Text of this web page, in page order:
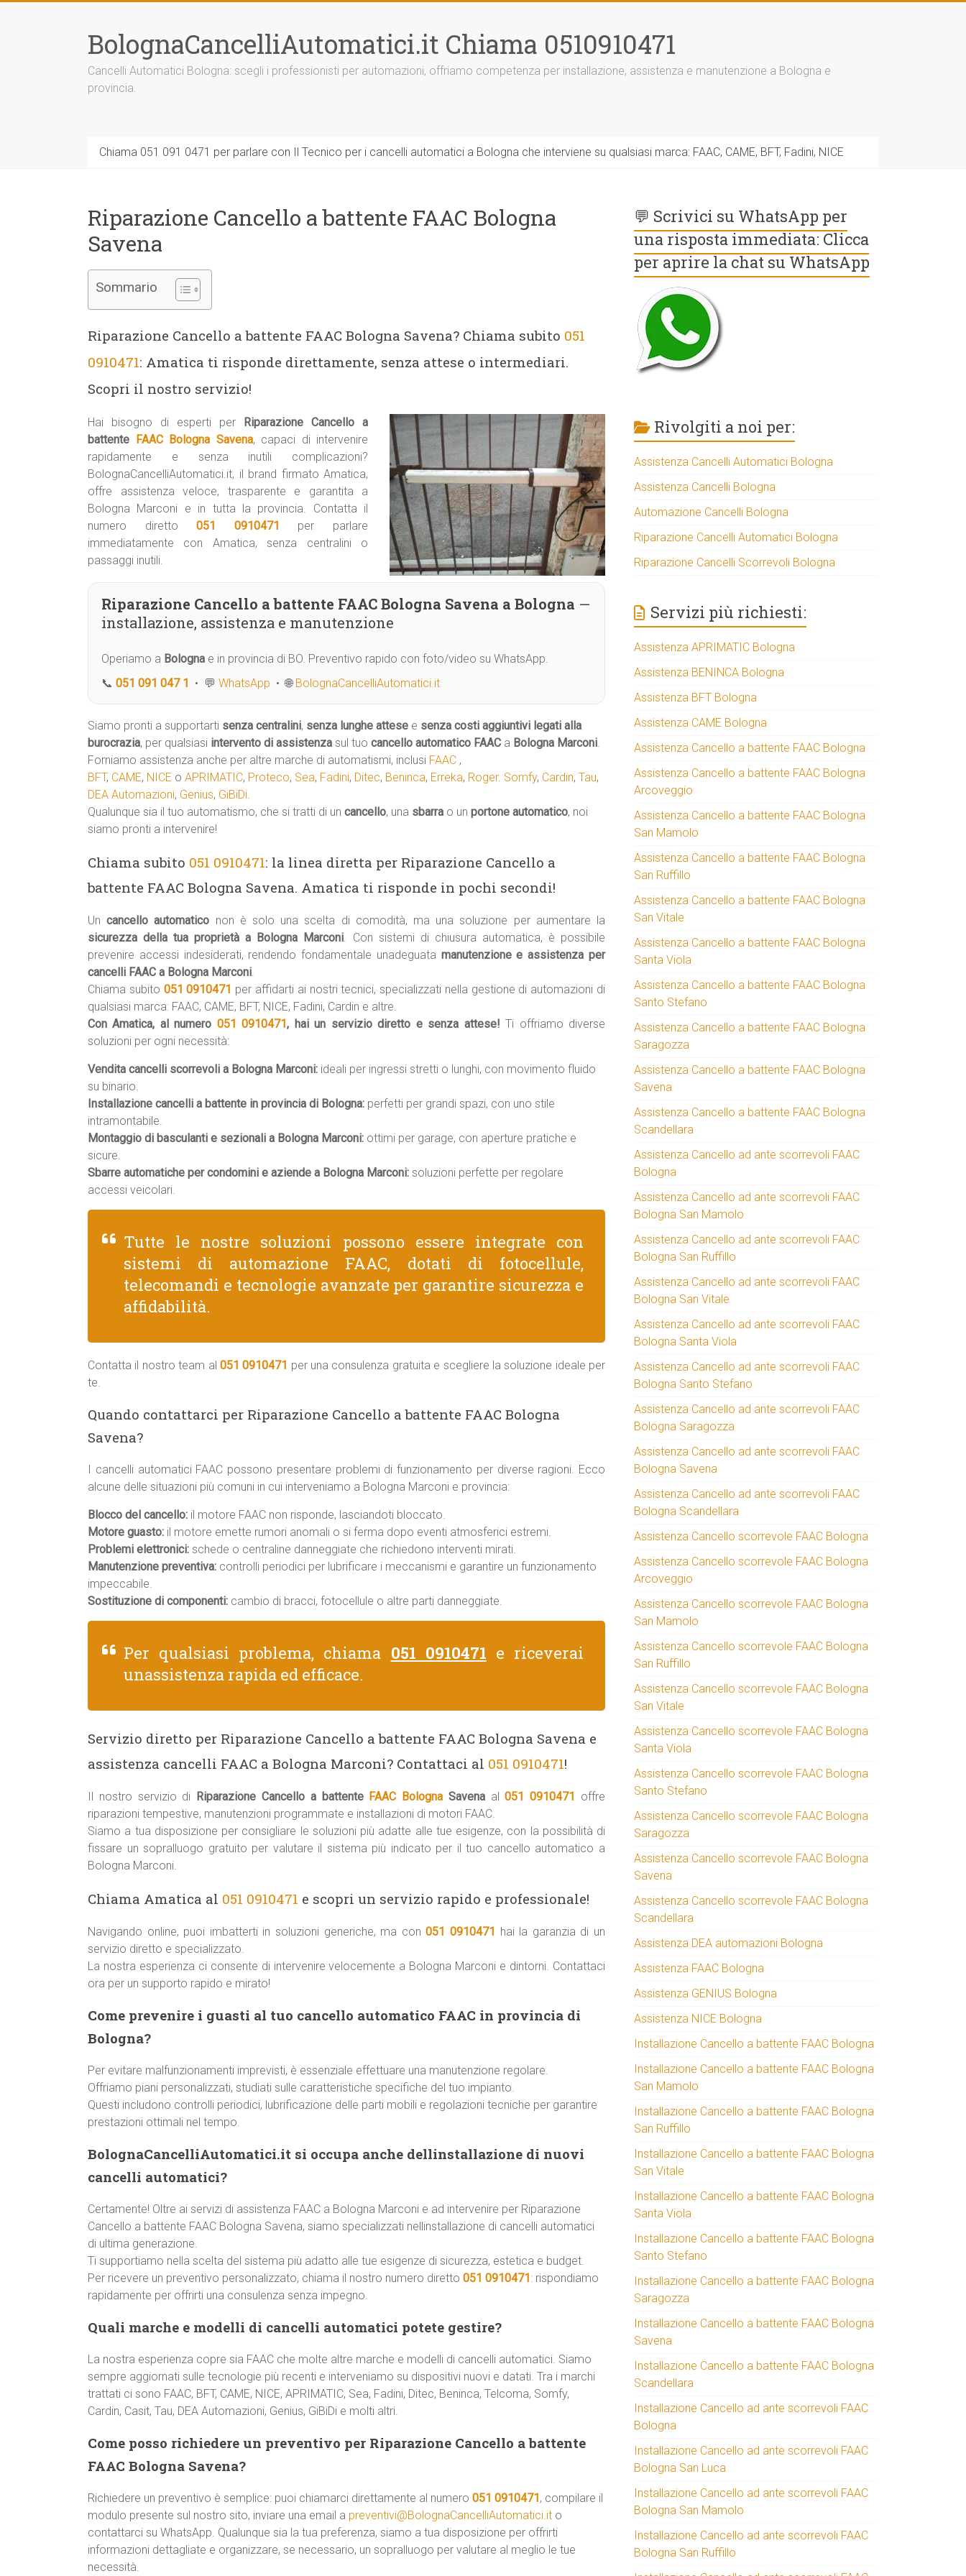
BolognaCancelliAutomatici.it Chiama 0510910471
Cancelli Automatici Bologna: scegli i professionisti per automazioni, offriamo competenza per installazione, assistenza e manutenzione a Bologna e
provincia.
Chiama 051 091 0471 per parlare con Il Tecnico per i cancelli automatici a Bologna che interviene su qualsiasi marca: FAAC, CAME, BFT, Fadini, NICE
Riparazione Cancello a battente FAAC Bologna
Savena
Sommario
Riparazione Cancello a battente FAAC Bologna Savena? Chiama subito 051
0910471: Amatica ti risponde direttamente, senza attese o intermediari.
Scopri il nostro servizio!
Hai bisogno di esperti per
Riparazione Cancello a
battente FAAC Bologna Savena, capaci di intervenire
rapidamente e senza inutili complicazioni?
BolognaCancelliAutomatici.it, il brand firmato Amatica,
offre assistenza veloce, trasparente e garantita a
Bologna Marconi e in tutta la provincia. Contatta il
numero diretto051 0910471 per parlare
immediatamente con Amatica, senza centralini o
passaggi inutili.
Riparazione Cancello a battente FAAC Bologna Savena a Bologna —
installazione, assistenza e manutenzione
Operiamo a Bologna e in provincia di BO. Preventivo rapido con foto/video su WhatsApp.
📞 051 091 047 1 • 💬 WhatsApp • 🌐 BolognaCancelliAutomatici.it
Siamo pronti a supportarti senza centralini, senza lunghe attese e senza costi aggiuntivi legati alla
burocrazia, per qualsiasi intervento di assistenza sul tuo cancello automatico FAAC a Bologna Marconi.
Forniamo assistenza anche per altre marche di automatismi, inclusi FAAC ,
BFT, CAME, NICE o APRIMATIC, Proteco, Sea, Fadini, Ditec, Beninca, Erreka, Roger. Somfy, Cardin, Tau,
DEA Automazioni, Genius, GiBiDi.
Qualunque sia il tuo automatismo, che si tratti di un cancello, una sbarra o un portone automatico, noi
siamo pronti a intervenire!
Chiama subito 051 0910471: la linea diretta per Riparazione Cancello a
battente FAAC Bologna Savena. Amatica ti risponde in pochi secondi!
Uncancello automatico non è solo una scelta di comodità, ma una soluzione per aumentare la
sicurezza della tua proprietà a Bologna Marconi. Con sistemi di chiusura automatica, è possibile
prevenire accessi indesiderati, rendendo fondamentale unadeguata manutenzione e assistenza per
cancelli FAAC a Bologna Marconi.
Chiama subito 051 0910471 per affidarti ai nostri tecnici, specializzati nella gestione di automazioni di
qualsiasi marca: FAAC, CAME, BFT, NICE, Fadini, Cardin e altre.
Con Amatica, al numero 051 0910471, hai un servizio diretto e senza attese! Ti offriamo diverse
soluzioni per ogni necessità:
Vendita cancelli scorrevoli a Bologna Marconi: ideali per ingressi stretti o lunghi, con movimento fluido
su binario.
Installazione cancelli a battente in provincia di Bologna: perfetti per grandi spazi, con uno stile
intramontabile.
Montaggio di basculanti e sezionali a Bologna Marconi: ottimi per garage, con aperture pratiche e
sicure.
Sbarre automatiche per condomini e aziende a Bologna Marconi: soluzioni perfette per regolare
accessi veicolari.
Tutte le nostre soluzioni possono essere integrate con
sistemi di automazione FAAC, dotati di fotocellule,
telecomandi e tecnologie avanzate per garantire sicurezza e
affidabilità.
Contatta il nostro team al 051 0910471 per una consulenza gratuita e scegliere la soluzione ideale per
te.
Quando contattarci per Riparazione Cancello a battente FAAC Bologna
Savena?
I cancelli automatici FAAC possono presentare problemi di funzionamento per diverse ragioni. Ecco
alcune delle situazioni più comuni in cui interveniamo a Bologna Marconi e provincia:
Blocco del cancello: il motore FAAC non risponde, lasciandoti bloccato.
Motore guasto: il motore emette rumori anomali o si ferma dopo eventi atmosferici estremi.
Problemi elettronici: schede o centraline danneggiate che richiedono interventi mirati.
Manutenzione preventiva: controlli periodici per lubrificare i meccanismi e garantire un funzionamento
impeccabile.
Sostituzione di componenti: cambio di bracci, fotocellule o altre parti danneggiate.
Per qualsiasi problema, chiama 051 0910471 e riceverai
unassistenza rapida ed efficace.
Servizio diretto per Riparazione Cancello a battente FAAC Bologna Savena e
assistenza cancelli FAAC a Bologna Marconi? Contattaci al 051 0910471!
Il nostro servizio di Riparazione Cancello a battente FAAC Bologna Savenaal051 0910471 offre
riparazioni tempestive, manutenzioni programmate e installazioni di motori FAAC.
Siamo a tua disposizione per consigliare le soluzioni più adatte alle tue esigenze, con la possibilità di
fissare un sopralluogo gratuito per valutare il sistema più indicato per il tuo cancello automatico a
Bologna Marconi.
Chiama Amatica al 051 0910471 e scopri un servizio rapido e professionale!
Navigando online, puoi imbatterti in soluzioni generiche, ma con051 0910471 hai la garanzia di un
servizio diretto e specializzato.
La nostra esperienza ci consente di intervenire velocemente a Bologna Marconi e dintorni. Contattaci
ora per un supporto rapido e mirato!
Come prevenire i guasti al tuo cancello automatico FAAC in provincia di
Bologna?
Per evitare malfunzionamenti imprevisti, è essenziale effettuare una manutenzione regolare.
Offriamo piani personalizzati, studiati sulle caratteristiche specifiche del tuo impianto.
Questi includono controlli periodici, lubrificazione delle parti mobili e regolazioni tecniche per garantire
prestazioni ottimali nel tempo.
BolognaCancelliAutomatici.it si occupa anche dellinstallazione di nuovi
cancelli automatici?
Certamente! Oltre ai servizi di assistenza FAAC a Bologna Marconi e ad intervenire per Riparazione
Cancello a battente FAAC Bologna Savena, siamo specializzati nellinstallazione di cancelli automatici
di ultima generazione.
Ti supportiamo nella scelta del sistema più adatto alle tue esigenze di sicurezza, estetica e budget.
Per ricevere un preventivo personalizzato, chiama il nostro numero diretto 051 0910471: rispondiamo
rapidamente per offrirti una consulenza senza impegno.
Quali marche e modelli di cancelli automatici potete gestire?
La nostra esperienza copre sia FAAC che molte altre marche e modelli di cancelli automatici. Siamo
sempre aggiornati sulle tecnologie più recenti e interveniamo su dispositivi nuovi e datati. Tra i marchi
trattati ci sono FAAC, BFT, CAME, NICE, APRIMATIC, Sea, Fadini, Ditec, Beninca, Telcoma, Somfy,
Cardin, Casit, Tau, DEA Automazioni, Genius, GiBiDi e molti altri.
Come posso richiedere un preventivo per Riparazione Cancello a battente
FAAC Bologna Savena?
Richiedere un preventivo è semplice: puoi chiamarci direttamente al numero 051 0910471, compilare il
modulo presente sul nostro sito, inviare una email a preventivi@BolognaCancelliAutomatici.it o
contattarci su WhatsApp. Qualunque sia la tua preferenza, siamo a tua disposizione per offrirti
informazioni dettagliate e organizzare, se necessario, un sopralluogo per valutare al meglio le tue
necessità.
💬 Scrivici su WhatsApp per
una risposta immediata: Clicca
per aprire la chat su WhatsApp
Rivolgiti a noi per:
Assistenza Cancelli Automatici Bologna
Assistenza Cancelli Bologna
Automazione Cancelli Bologna
Riparazione Cancelli Automatici Bologna
Riparazione Cancelli Scorrevoli Bologna
Servizi più richiesti:
Assistenza APRIMATIC Bologna
Assistenza BENINCA Bologna
Assistenza BFT Bologna
Assistenza CAME Bologna
Assistenza Cancello a battente FAAC Bologna
Assistenza Cancello a battente FAAC Bologna
Arcoveggio
Assistenza Cancello a battente FAAC Bologna
San Mamolo
Assistenza Cancello a battente FAAC Bologna
San Ruffillo
Assistenza Cancello a battente FAAC Bologna
San Vitale
Assistenza Cancello a battente FAAC Bologna
Santa Viola
Assistenza Cancello a battente FAAC Bologna
Santo Stefano
Assistenza Cancello a battente FAAC Bologna
Saragozza
Assistenza Cancello a battente FAAC Bologna
Savena
Assistenza Cancello a battente FAAC Bologna
Scandellara
Assistenza Cancello ad ante scorrevoli FAAC
Bologna
Assistenza Cancello ad ante scorrevoli FAAC
Bologna San Mamolo
Assistenza Cancello ad ante scorrevoli FAAC
Bologna San Ruffillo
Assistenza Cancello ad ante scorrevoli FAAC
Bologna San Vitale
Assistenza Cancello ad ante scorrevoli FAAC
Bologna Santa Viola
Assistenza Cancello ad ante scorrevoli FAAC
Bologna Santo Stefano
Assistenza Cancello ad ante scorrevoli FAAC
Bologna Saragozza
Assistenza Cancello ad ante scorrevoli FAAC
Bologna Savena
Assistenza Cancello ad ante scorrevoli FAAC
Bologna Scandellara
Assistenza Cancello scorrevole FAAC Bologna
Assistenza Cancello scorrevole FAAC Bologna
Arcoveggio
Assistenza Cancello scorrevole FAAC Bologna
San Mamolo
Assistenza Cancello scorrevole FAAC Bologna
San Ruffillo
Assistenza Cancello scorrevole FAAC Bologna
San Vitale
Assistenza Cancello scorrevole FAAC Bologna
Santa Viola
Assistenza Cancello scorrevole FAAC Bologna
Santo Stefano
Assistenza Cancello scorrevole FAAC Bologna
Saragozza
Assistenza Cancello scorrevole FAAC Bologna
Savena
Assistenza Cancello scorrevole FAAC Bologna
Scandellara
Assistenza DEA automazioni Bologna
Assistenza FAAC Bologna
Assistenza GENIUS Bologna
Assistenza NICE Bologna
Installazione Cancello a battente FAAC Bologna
Installazione Cancello a battente FAAC Bologna
San Mamolo
Installazione Cancello a battente FAAC Bologna
San Ruffillo
Installazione Cancello a battente FAAC Bologna
San Vitale
Installazione Cancello a battente FAAC Bologna
Santa Viola
Installazione Cancello a battente FAAC Bologna
Santo Stefano
Installazione Cancello a battente FAAC Bologna
Saragozza
Installazione Cancello a battente FAAC Bologna
Savena
Installazione Cancello a battente FAAC Bologna
Scandellara
Installazione Cancello ad ante scorrevoli FAAC
Bologna
Installazione Cancello ad ante scorrevoli FAAC
Bologna San Luca
Installazione Cancello ad ante scorrevoli FAAC
Bologna San Mamolo
Installazione Cancello ad ante scorrevoli FAAC
Bologna San Ruffillo